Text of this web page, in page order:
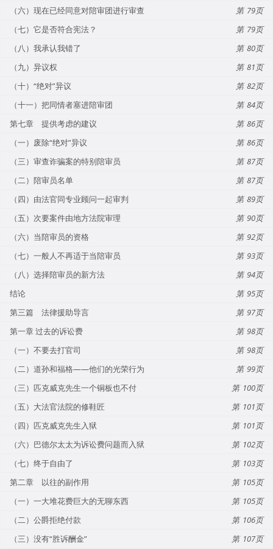
（六）现在已经同意对陪审团进行审查
79
（七）它是否符合宪法？
79
（八）我承认我错了
80
（九）异议权
81
（十）“绝对”异议
82
（十一）把同情者塞进陪审团
84
第七章 提供考虑的建议
86
（一）废除“绝对”异议
86
（三）审查诈骗案的特别陪审员
87
（二）陪审员名单
87
（四）由法官同专业顾问一起审判
89
（五）次要案件由地方法院审理
90
（六）当陪审员的资格
92
（七）一般人不再适于当陪审员
93
（八）选择陪审员的新方法
94
结论
95
第三篇 法律援助导言
97
第一章 过去的诉讼费
98
（一）不要去打官司
98
（二）道孙和福格——他们的光荣行为
99
（三）匹克威克先生一个铜板也不付
100
（五）大法官法院的修鞋匠
101
（四）匹克威克先生入狱
101
（六）巴德尔太太为诉讼费问题而入狱
102
（七）终于自由了
103
第二章 以往的副作用
105
（一）一大堆花费巨大的无聊东西
105
（二）公爵拒绝付款
106
（三）没有“胜诉酬金”
107